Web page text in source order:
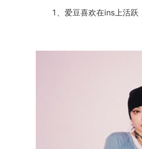
1、爱豆喜欢在ins上活跃